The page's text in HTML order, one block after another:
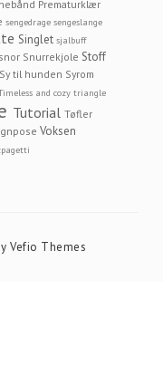
Prematurklær
sengedrage sengeslange
Singlet sjalbuff
Snurrekjole Stoff
Sy til hunden Syrom
and cozy triangle
Tutorial Tøfler
Voksen
Vefio Themes